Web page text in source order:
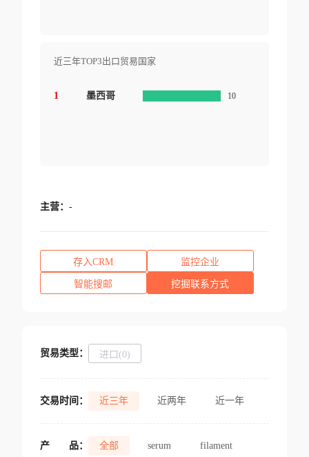
近三年TOP3出口贸易国家
1 墨西哥 10
主营： -
存入CRM 监控企业
智能搜邮 挖掘联系方式
贸易类型： 进口(0)
交易时间： 近三年 近两年 近一年
产 品： 全部 serum filament